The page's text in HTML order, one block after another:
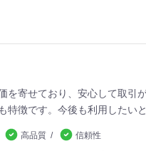
を寄せており、安心して取
徴です。今後も利用したい
高品質
信頼性